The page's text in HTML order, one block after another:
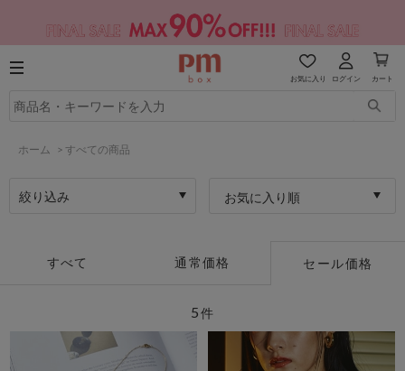
お気に入り ログイン カート
ホーム > すべての商品
絞り込み お気に入り順
すべて 通常価格 セール価格
5件